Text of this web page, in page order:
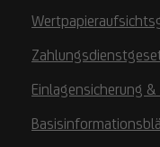
Einlagensicherung